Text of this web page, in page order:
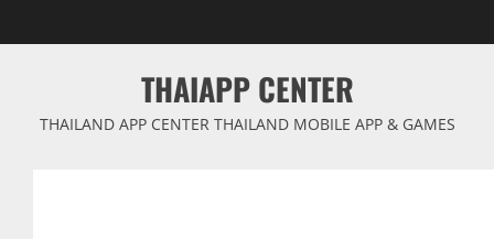
to
THAIAPP CENTER
THAILAND APP CENTER THAILAND MOBILE APP & GAMES